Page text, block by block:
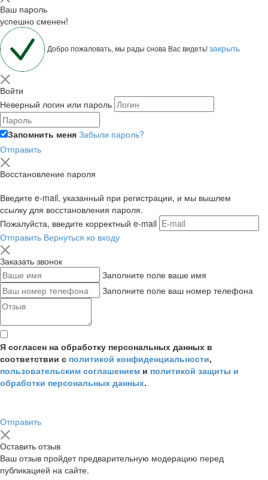
Ваш пароль
успешно сменен!
Добро пожаловать, мы рады снова Вас видеть!закрыть
Войти
Неверный логин или пароль
Запомнить меня Забыли пароль?
Отправить
Восстановление пароля
Введите e-mail, указанный при регистрации, и мы вышлем
ссылку для восстановления пароля.
Пожалуйста, введите корректный e-mail
Отправить Вернуться ко входу
Заказать звонок
Заполните поле ваше имя
Заполните поле ваш номер телефона
Я согласен на обработку персональных данных в
соответствии с политикой конфиденциальности,
пользовательским соглашением и политикой защиты и
обработки персональных данных.
Отправить
Оставить отзыв
Ваш отзыв пройдет предварительную модерацию перед
публикацией на сайте.